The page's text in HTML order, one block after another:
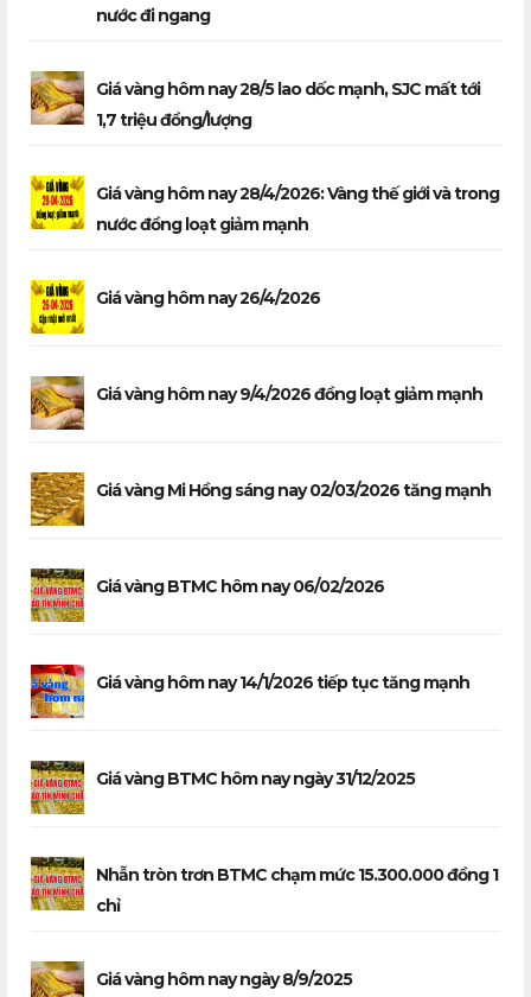
nước đi ngang
Giá vàng hôm nay 28/5 lao dốc mạnh, SJC mất tới
1,7 triệu đồng/lượng
Giá vàng hôm nay 28/4/2026: Vàng thế giới và trong
nước đồng loạt giảm mạnh
Giá vàng hôm nay 26/4/2026
Giá vàng hôm nay 9/4/2026 đồng loạt giảm mạnh
Giá vàng Mi Hồng sáng nay 02/03/2026 tăng mạnh
Giá vàng BTMC hôm nay 06/02/2026
Giá vàng hôm nay 14/1/2026 tiếp tục tăng mạnh
Giá vàng BTMC hôm nay ngày 31/12/2025
Nhẫn tròn trơn BTMC chạm mức 15.300.000 đồng 1
chỉ
Giá vàng hôm nay ngày 8/9/2025